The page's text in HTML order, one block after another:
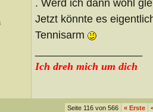
. Werd ich dann wohl
Jetzt könnte es
Tennisarm
Ich dreh mich um dich
Seite 116 von 566 «Erste